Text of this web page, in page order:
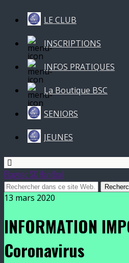
LE CLUB
INSCRIPTIONS
INFOS PRATIQUES
La Boutique BSC
SENIORS
JEUNES
Blagnac SC Handball
13 mars 2020
INFORMATION
Coronavirus